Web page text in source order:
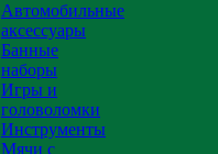
Автомобильные
аксессуары
Банные
наборы
Игры и
головоломки
Инструменты
Мячи с